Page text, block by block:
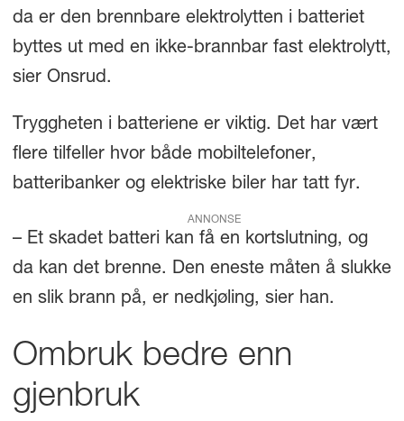
da er den brennbare elektrolytten i batteriet
byttes ut med en ikke-brannbar fast elektrolytt,
sier Onsrud.
Tryggheten i batteriene er viktig. Det har vært
flere tilfeller hvor både mobiltelefoner,
batteribanker og elektriske biler har tatt fyr.
ANNONSE
– Et skadet batteri kan få en kortslutning, og
da kan det brenne. Den eneste måten å slukke
en slik brann på, er nedkjøling, sier han.
Ombruk bedre enn
gjenbruk